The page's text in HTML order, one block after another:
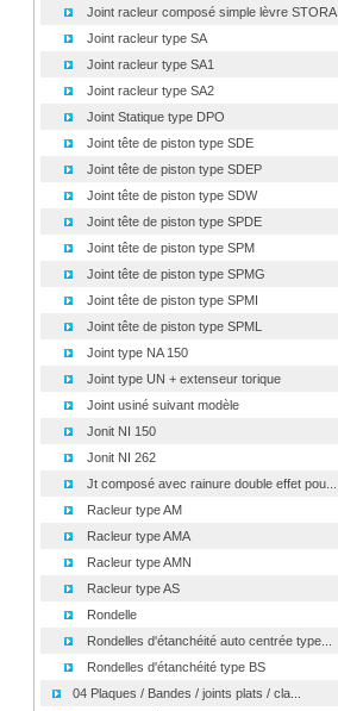
Joint racleur composé simple lèvre STORA
Joint racleur type SA
Joint racleur type SA1
Joint racleur type SA2
Joint Statique type DPO
Joint tête de piston type SDE
Joint tête de piston type SDEP
Joint tête de piston type SDW
Joint tête de piston type SPDE
Joint tête de piston type SPM
Joint tête de piston type SPMG
Joint tête de piston type SPMI
Joint tête de piston type SPML
Joint type NA 150
Joint type UN + extenseur torique
Joint usiné suivant modèle
Jonit NI 150
Jonit NI 262
Jt composé avec rainure double effet pou...
Racleur type AM
Racleur type AMA
Racleur type AMN
Racleur type AS
Rondelle
Rondelles d'étanchéité auto centrée type...
Rondelles d'étanchéité type BS
04 Plaques / Bandes / joints plats / cla...